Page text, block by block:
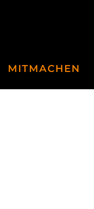
MITMACHEN